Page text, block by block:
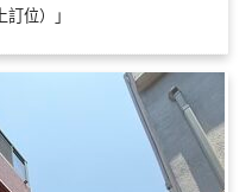
位）」